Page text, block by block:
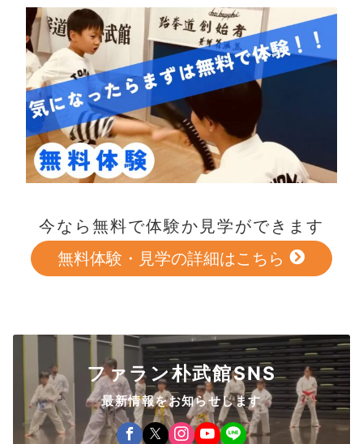
今なら無料で体験か見学ができます
無料体験・見学の詳細はこちら
ファラン朴武館SNS
最新情報をお知らせします